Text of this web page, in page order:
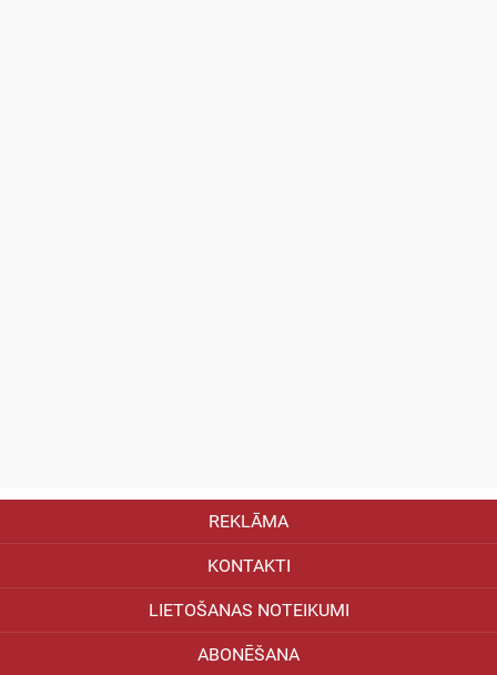
REKLĀMA
KONTAKTI
LIETOŠANAS NOTEIKUMI
ABONĒŠANA